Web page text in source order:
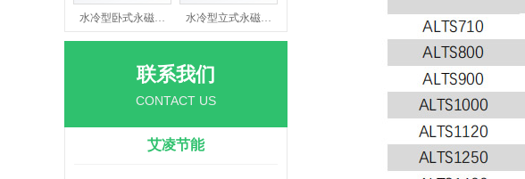
水冷型卧式永磁… 水冷型立式永磁…
联系我们
CONTACT US
艾凌节能